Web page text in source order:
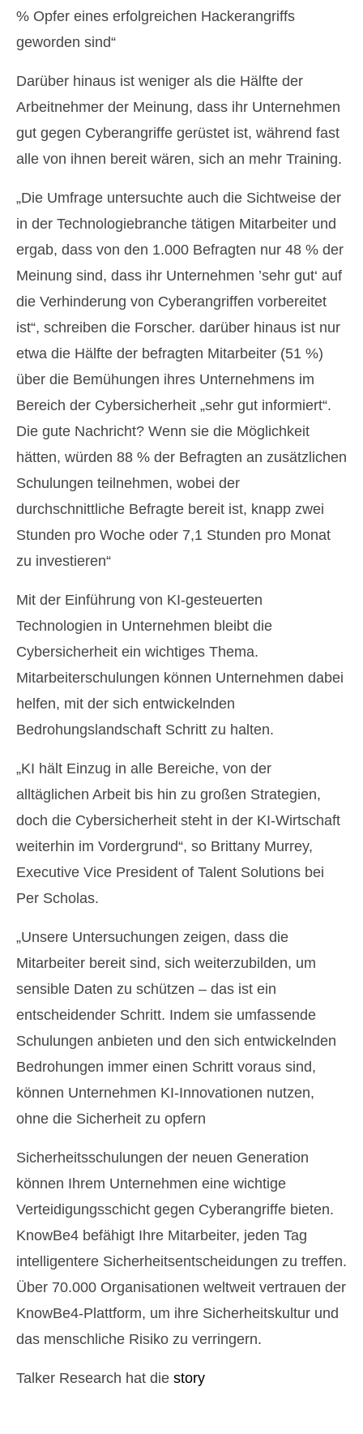
% Opfer eines erfolgreichen Hackerangriffs
geworden sind“
Darüber hinaus ist weniger als die Hälfte der
Arbeitnehmer der Meinung, dass ihr Unternehmen
gut gegen Cyberangriffe gerüstet ist, während fast
alle von ihnen bereit wären, sich an mehr Training.
„Die Umfrage untersuchte auch die Sichtweise der
in der Technologiebranche tätigen Mitarbeiter und
ergab, dass von den 1.000 Befragten nur 48 % der
Meinung sind, dass ihr Unternehmen ’sehr gut‘ auf
die Verhinderung von Cyberangriffen vorbereitet
ist“, schreiben die Forscher. darüber hinaus ist nur
etwa die Hälfte der befragten Mitarbeiter (51 %)
über die Bemühungen ihres Unternehmens im
Bereich der Cybersicherheit „sehr gut informiert“.
Die gute Nachricht? Wenn sie die Möglichkeit
hätten, würden 88 % der Befragten an zusätzlichen
Schulungen teilnehmen, wobei der
durchschnittliche Befragte bereit ist, knapp zwei
Stunden pro Woche oder 7,1 Stunden pro Monat
zu investieren“
Mit der Einführung von KI-gesteuerten
Technologien in Unternehmen bleibt die
Cybersicherheit ein wichtiges Thema.
Mitarbeiterschulungen können Unternehmen dabei
helfen, mit der sich entwickelnden
Bedrohungslandschaft Schritt zu halten.
„KI hält Einzug in alle Bereiche, von der
alltäglichen Arbeit bis hin zu großen Strategien,
doch die Cybersicherheit steht in der KI-Wirtschaft
weiterhin im Vordergrund“, so Brittany Murrey,
Executive Vice President of Talent Solutions bei
Per Scholas.
„Unsere Untersuchungen zeigen, dass die
Mitarbeiter bereit sind, sich weiterzubilden, um
sensible Daten zu schützen – das ist ein
entscheidender Schritt. Indem sie umfassende
Schulungen anbieten und den sich entwickelnden
Bedrohungen immer einen Schritt voraus sind,
können Unternehmen KI-Innovationen nutzen,
ohne die Sicherheit zu opfern
Sicherheitsschulungen der neuen Generation
können Ihrem Unternehmen eine wichtige
Verteidigungsschicht gegen Cyberangriffe bieten.
KnowBe4 befähigt Ihre Mitarbeiter, jeden Tag
intelligentere Sicherheitsentscheidungen zu treffen.
Über 70.000 Organisationen weltweit vertrauen der
KnowBe4-Plattform, um ihre Sicherheitskultur und
das menschliche Risiko zu verringern.
Talker Research hat die story